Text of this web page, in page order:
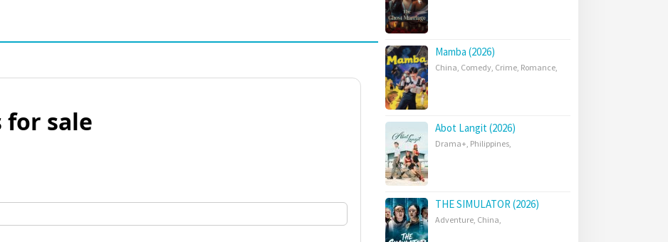
Mamba (2026)
China, Comedy, Crime, Romance,
Abot Langit (2026)
Drama+, Philippines,
THE SIMULATOR (2026)
Adventure, China,